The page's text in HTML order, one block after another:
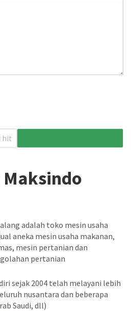
Maksindo
adalah toko mesin usaha
aneka mesin usaha makanan,
mesin pertanian dan
pertanian
sejak 2004 telah melayani lebih
nusantara dan beberapa
Saudi, dll)